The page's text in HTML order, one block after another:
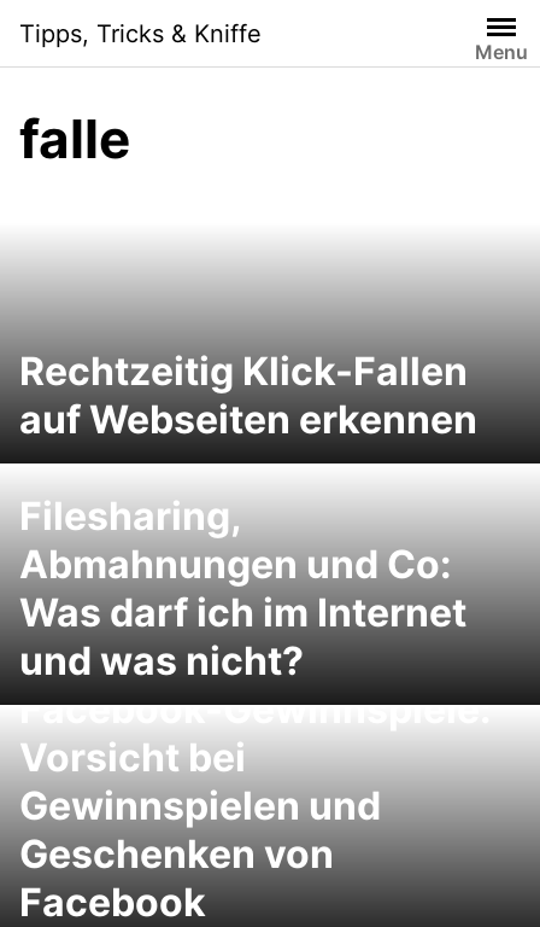
content
Tipps, Tricks & Kniffe
Menu
falle
Rechtzeitig Klick-Fallen
auf Webseiten erkennen
Filesharing,
Abmahnungen und Co:
Was darf ich im Internet
und was nicht?
Facebook-Gewinnspiele:
Vorsicht bei
Gewinnspielen und
Geschenken von
Facebook